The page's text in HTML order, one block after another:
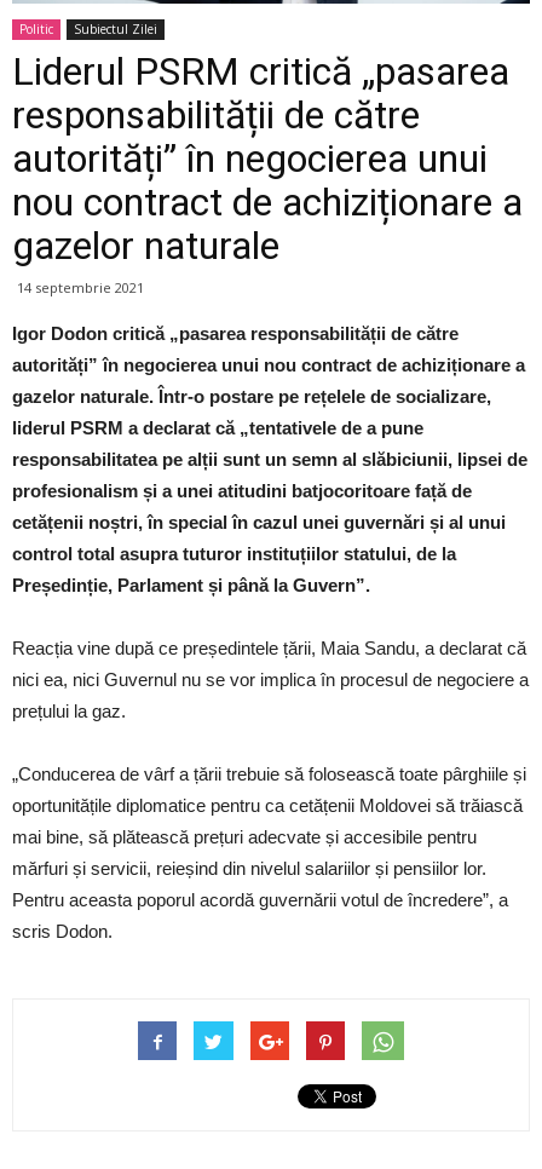
Politic Subiectul Zilei
Liderul PSRM critică „pasarea
responsabilității de către
autorități” în negocierea unui
nou contract de achiziționare a
gazelor naturale
14 septembrie 2021
Igor Dodon critică „pasarea responsabilității de către
autorități” în negocierea unui nou contract de achiziționare a
gazelor naturale. Într-o postare pe rețelele de socializare,
liderul PSRM a declarat că „tentativele de a pune
responsabilitatea pe alții sunt un semn al slăbiciunii, lipsei de
profesionalism și a unei atitudini batjocoritoare față de
cetățenii noștri, în special în cazul unei guvernări și al unui
control total asupra tuturor instituțiilor statului, de la
Președinție, Parlament și până la Guvern”.
Reacția vine după ce președintele țării, Maia Sandu, a declarat că
nici ea, nici Guvernul nu se vor implica în procesul de negociere a
prețului la gaz.
„Conducerea de vârf a țării trebuie să folosească toate pârghiile și
oportunitățile diplomatice pentru ca cetățenii Moldovei să trăiască
mai bine, să plătească prețuri adecvate și accesibile pentru
mărfuri și servicii, reieșind din nivelul salariilor și pensiilor lor.
Pentru aceasta poporul acordă guvernării votul de încredere”, a
scris Dodon.